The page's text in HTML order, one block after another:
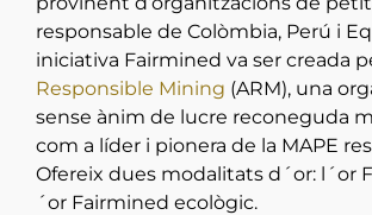
responsable de Colòmbia, Perú i
iniciativa Fairmined va ser creada
Responsible Mining (ARM), una
sense ànim de lucre reconeguda
com a líder i pionera de la MAPE
Ofereix dues modalitats d´or: l´or
´or Fairmined ecològic.